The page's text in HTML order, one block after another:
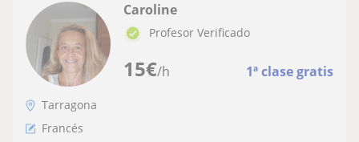
15€/h 1ª clase gratis
Caroline
Profesor Verificado
Tarragona
Francés